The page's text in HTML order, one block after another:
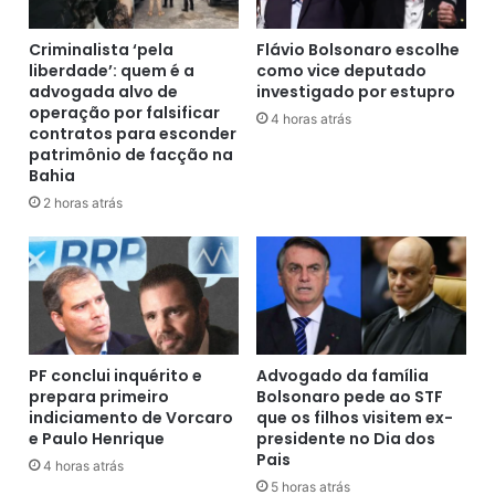
e
s
e
b
a
r
e
s
e
v
o
n
t
i
n
q
u
a
s
e
2
0
q
u
i
l
d
e
m
a
c
o
Criminalista ‘pela
liberdade’: quem é a
advogada alvo de
operação por falsificar
contratos para esconder
patrimônio de facção na
Bahia
2 horas atrás
Flávio Bolsonaro escolhe
como vice deputado
investigado por estupro
4 horas atrás
PF conclui inquérito e
prepara primeiro
indiciamento de Vorcaro
e Paulo Henrique
4 horas atrás
Advogado da família
Bolsonaro pede ao STF
que os filhos visitem ex-
presidente no Dia dos
Pais
5 horas atrás